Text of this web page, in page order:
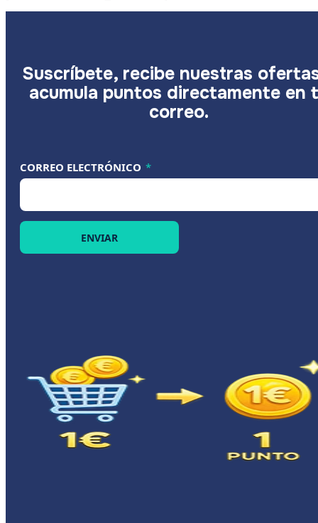
Suscríbete, recibe nuestras
acumula puntos directamente en
correo.
CORREO ELECTRÓNICO CORREO
CORREO ELECTRÓNICO *
ENVIAR